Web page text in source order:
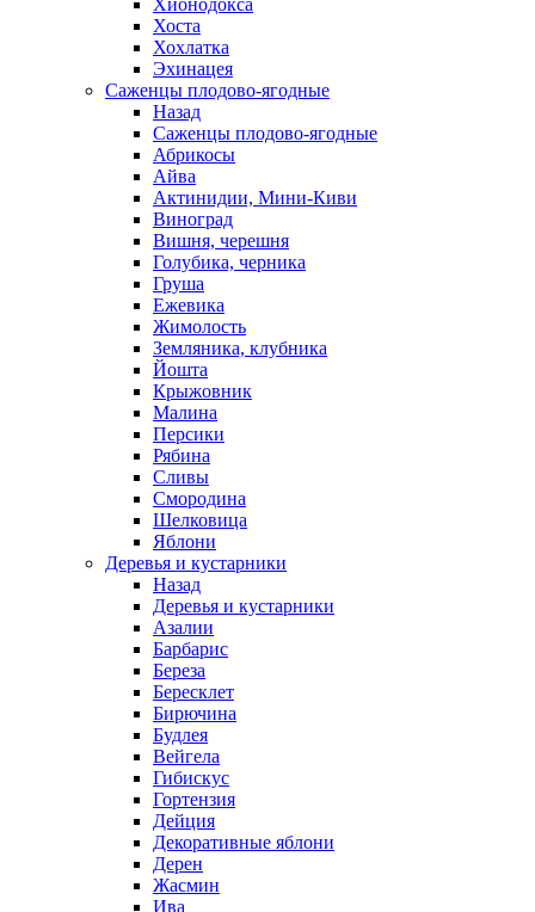
Хионодокса
Хоста
Хохлатка
Эхинацея
Саженцы плодово-ягодные
Назад
Саженцы плодово-ягодные
Абрикосы
Айва
Актинидии, Мини-Киви
Виноград
Вишня, черешня
Голубика, черника
Груша
Ежевика
Жимолость
Земляника, клубника
Йошта
Крыжовник
Малина
Персики
Рябина
Сливы
Смородина
Шелковица
Яблони
Деревья и кустарники
Назад
Деревья и кустарники
Азалии
Барбарис
Береза
Бересклет
Бирючина
Будлея
Вейгела
Гибискус
Гортензия
Дейция
Декоративные яблони
Дерен
Жасмин
Ива